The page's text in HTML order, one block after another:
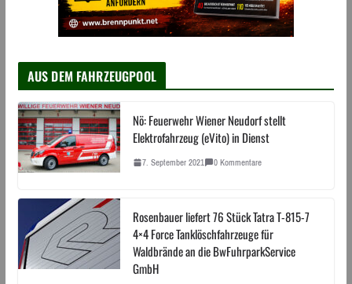
AUS DEM FAHRZEUGPOOL
Nö: Feuerwehr Wiener Neudorf stellt
Elektrofahrzeug (eVito) in Dienst
7. September 2021 0 Kommentare
Rosenbauer liefert 76 Stück Tatra T-815-7
4×4 Force Tanklöschfahrzeuge für
Waldbrände an die BwFuhrparkService
GmbH